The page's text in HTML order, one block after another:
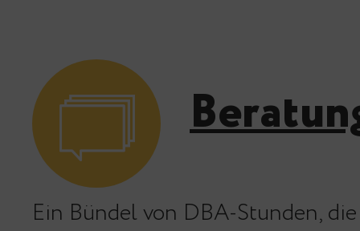
Ein Bündel von DBA-Stunden,